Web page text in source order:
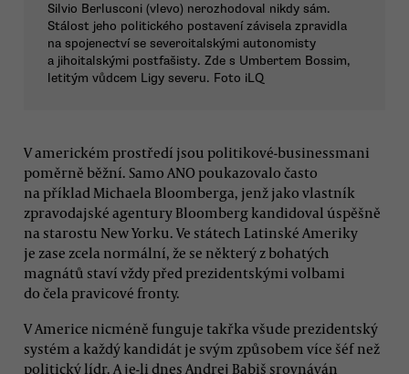
Silvio Berlusconi (vlevo) nerozhodoval nikdy sám.
Stálost jeho politického postavení závisela zpravidla
na spojenectví se severoitalskými autonomisty
a jihoitalskými postfašisty. Zde s Umbertem Bossim,
letitým vůdcem Ligy severu. Foto iLQ
V americkém prostředí jsou politikové-businessmani
poměrně běžní. Samo ANO poukazovalo často
na příklad Michaela Bloomberga, jenž jako vlastník
zpravodajské agentury Bloomberg kandidoval úspěšně
na starostu New Yorku. Ve státech Latinské Ameriky
je zase zcela normální, že se některý z bohatých
magnátů staví vždy před prezidentskými volbami
do čela pravicové fronty.
V Americe nicméně funguje takřka všude prezidentský
systém a každý kandidát je svým způsobem více šéf než
politický lídr. A je-li dnes Andrej Babiš srovnáván